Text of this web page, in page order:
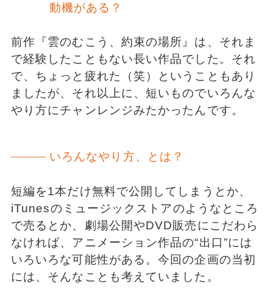
動機がある？
前作『雲のむこう、約束の場所』は、それま
で経験したこともない長い作品でした。それ
で、ちょっと疲れた（笑）ということもあり
ましたが、それ以上に、短いものでいろんな
やり方にチャンレンジみたかったんです。
いろんなやり方、とは？
短編を1本だけ無料で公開してしまうとか、
iTunesのミュージックストアのようなところ
で売るとか、劇場公開やDVD販売にこだわら
なければ、アニメーション作品の“出口”には
いろいろな可能性がある。今回の企画の当初
には、そんなことも考えていました。